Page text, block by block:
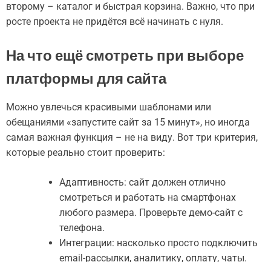
второму – каталог и быстрая корзина. Важно, что при
росте проекта не придётся всё начинать с нуля.
На что ещё смотреть при выборе
платформы для сайта
Можно увлечься красивыми шаблонами или
обещаниями «запустите сайт за 15 минут», но иногда
самая важная функция – не на виду. Вот три критерия,
которые реально стоит проверить:
Адаптивность: сайт должен отлично
смотреться и работать на смартфонах
любого размера. Проверьте демо-сайт с
телефона.
Интеграции: насколько просто подключить
email-рассылки, аналитику, оплату, чаты.